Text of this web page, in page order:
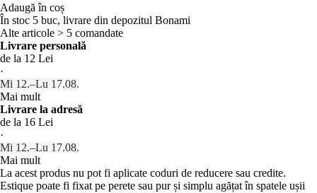
Adaugă în coș
În stoc 5 buc, livrare din depozitul Bonami
Alte articole > 5 comandate
Livrare personală
de la 12 Lei
·
Mi 12.–Lu 17.08.
Mai mult
Livrare la adresă
de la 16 Lei
·
Mi 12.–Lu 17.08.
Mai mult
La acest produs nu pot fi aplicate coduri de reducere sau credite.
Estique poate fi fixat pe perete sau pur și simplu agățat în spatele ușii